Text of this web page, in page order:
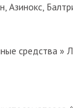
Азинокс,
средства »